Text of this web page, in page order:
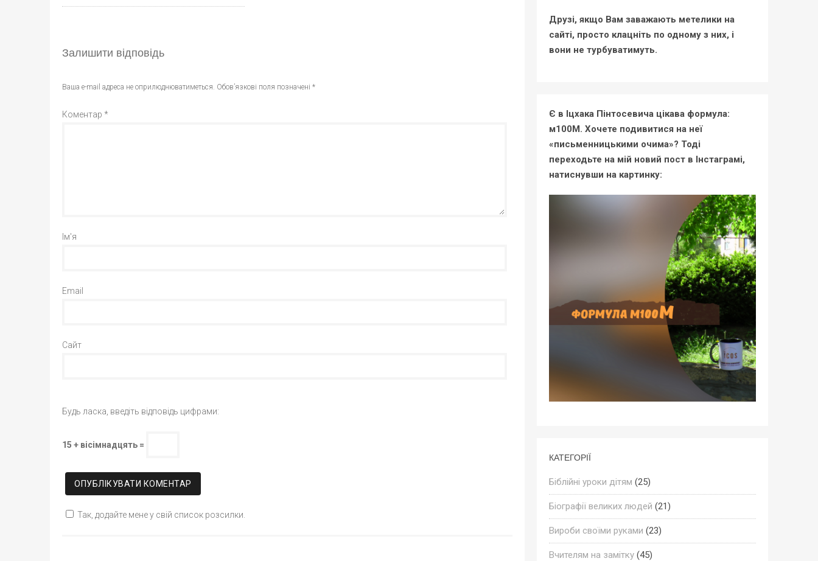
Залишити відповідь
Ваша e-mail адреса не оприлюднюватиметься. Обов’язкові поля позначені *
Коментар *
Ім'я
Email
Сайт
Будь ласка, введіть відповідь цифрами:
15 + вісімнадцять =
Так, додайте мене у свій список розсилки.
Друзі, якщо Вам заважають метелики на
сайті, просто клацніть по одному з них, і
вони не турбуватимуть.
Є в Іцхака Пінтосевича цікава формула:
м100М. Хочете подивитися на неї
«письменницькими очима»? Тоді
переходьте на мій новий пост в Інстаграмі,
натиснувши на картинку:
КАТЕГОРІЇ
Біблійні уроки дітям (25)
Біографії великих людей (21)
Вироби своїми руками (23)
Вчителям на замітку(45)